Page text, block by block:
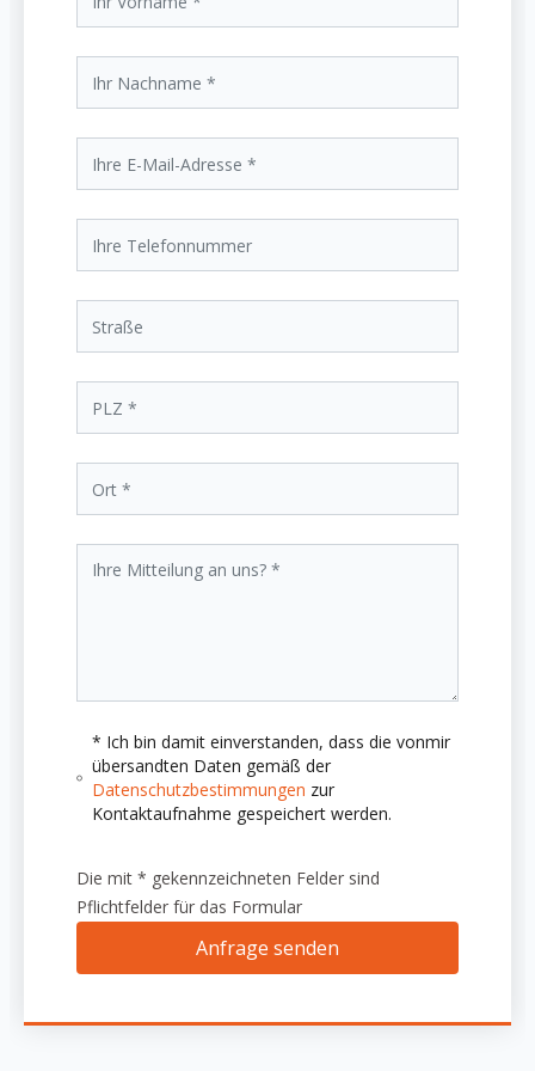
* Ich bin damit einverstanden, dass die vonmir
übersandten Daten gemäß der
Datenschutzbestimmungen zur
Kontaktaufnahme gespeichert werden.
Die mit * gekennzeichneten Felder sind
Pflichtfelder für das Formular
Anfrage senden